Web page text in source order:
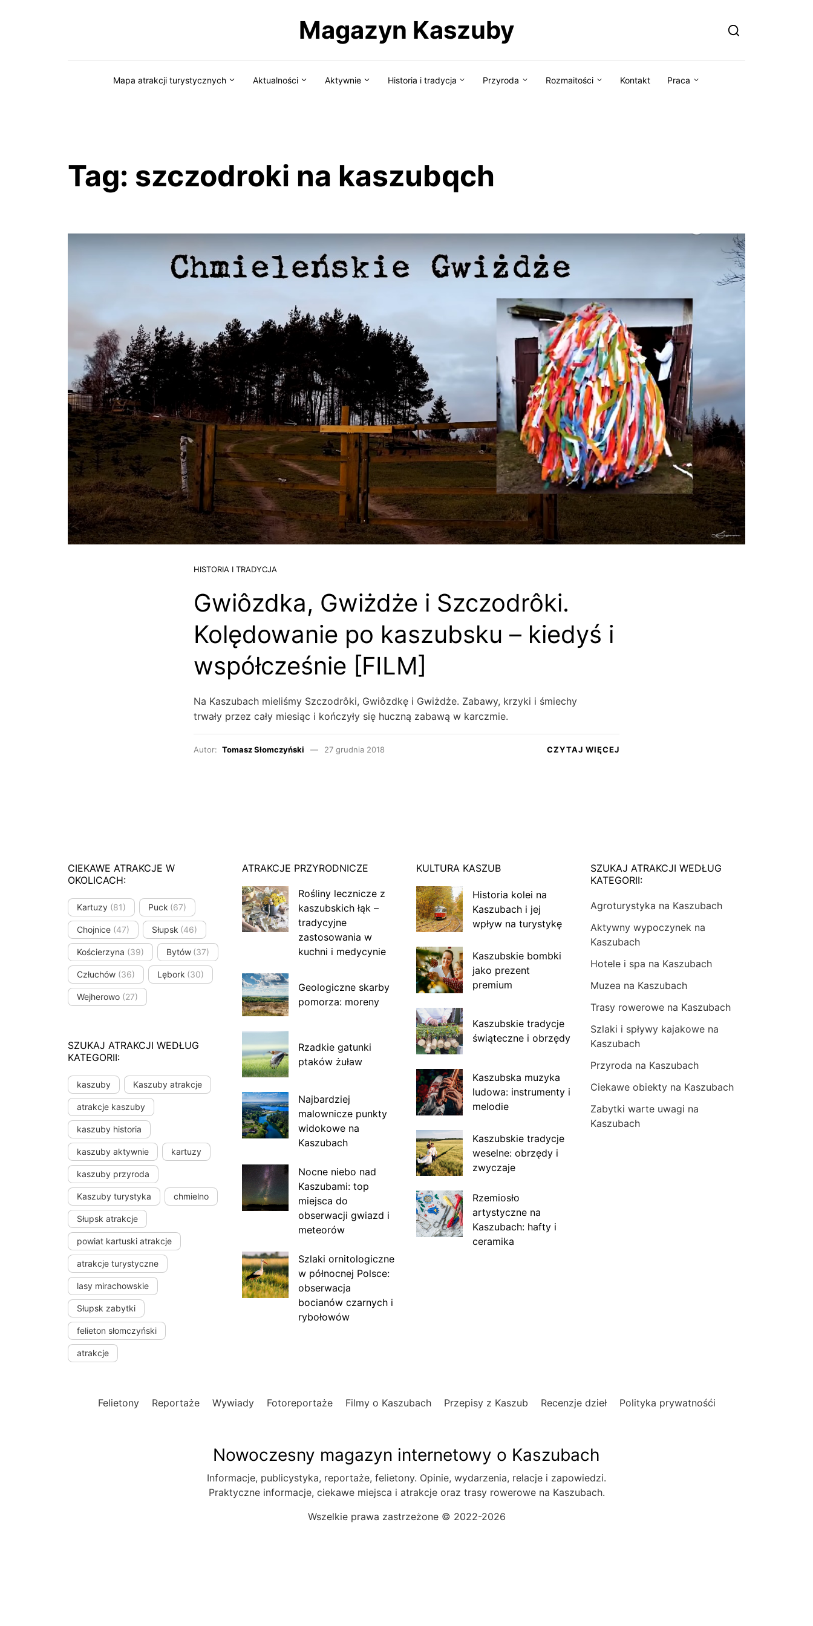
Magazyn Kaszuby
Mapa atrakcji turystycznych Aktualności Aktywnie Historia i tradycja Przyroda Rozmaitości Kontakt Praca
Tag: szczodroki na kaszubqch
HISTORIA I TRADYCJA
Gwiôzdka, Gwiżdże i Szczodrôki.
Kolędowanie po kaszubsku – kiedyś i
współcześnie [FILM]
Na Kaszubach mieliśmy Szczodrôki, Gwiôzdkę i Gwiżdże. Zabawy, krzyki i śmiechy
trwały przez cały miesiąc i kończyły się huczną zabawą w karczmie.
Autor: Tomasz Słomczyński 27 grudnia 2018 CZYTAJ WIĘCEJ
CIEKAWE ATRAKCJE W
OKOLICACH:
Kartuzy (81) Puck (67)
Chojnice (47) Słupsk (46)
Kościerzyna (39) Bytów (37)
Człuchów (36) Lębork (30)
Wejherowo (27)
SZUKAJ ATRAKCJI WEDŁUG
KATEGORII:
kaszuby Kaszuby atrakcje
atrakcje kaszuby
kaszuby historia
kaszuby aktywnie kartuzy
kaszuby przyroda
Kaszuby turystyka chmielno
Słupsk atrakcje
powiat kartuski atrakcje
atrakcje turystyczne
lasy mirachowskie
Słupsk zabytki
felieton słomczyński
atrakcje
ATRAKCJE PRZYRODNICZE
Rośliny lecznicze z
kaszubskich łąk –
tradycyjne
zastosowania w
kuchni i medycynie
Geologiczne skarby
pomorza: moreny
Rzadkie gatunki
ptaków żuław
Najbardziej
malownicze punkty
widokowe na
Kaszubach
Nocne niebo nad
Kaszubami: top
miejsca do
obserwacji gwiazd i
meteorów
Szlaki ornitologiczne
w północnej Polsce:
obserwacja
bocianów czarnych i
rybołowów
KULTURA KASZUB
Historia kolei na
Kaszubach i jej
wpływ na turystykę
Kaszubskie bombki
jako prezent
premium
Kaszubskie tradycje
świąteczne i obrzędy
Kaszubska muzyka
ludowa: instrumenty i
melodie
Kaszubskie tradycje
weselne: obrzędy i
zwyczaje
Rzemiosło
artystyczne na
Kaszubach: hafty i
ceramika
SZUKAJ ATRAKCJI WEDŁUG
KATEGORII:
Agroturystyka na Kaszubach
Aktywny wypoczynek na
Kaszubach
Hotele i spa na Kaszubach
Muzea na Kaszubach
Trasy rowerowe na Kaszubach
Szlaki i spływy kajakowe na
Kaszubach
Przyroda na Kaszubach
Ciekawe obiekty na Kaszubach
Zabytki warte uwagi na
Kaszubach
Felietony Reportaże Wywiady Fotoreportaże Filmy o Kaszubach Przepisy z Kaszub Recenzje dzieł Polityka prywatnośći
Nowoczesny magazyn internetowy o Kaszubach
Informacje, publicystyka, reportaże, felietony. Opinie, wydarzenia, relacje i zapowiedzi.
Praktyczne informacje, ciekawe miejsca i atrakcje oraz trasy rowerowe na Kaszubach.
Wszelkie prawa zastrzeżone © 2022-2026